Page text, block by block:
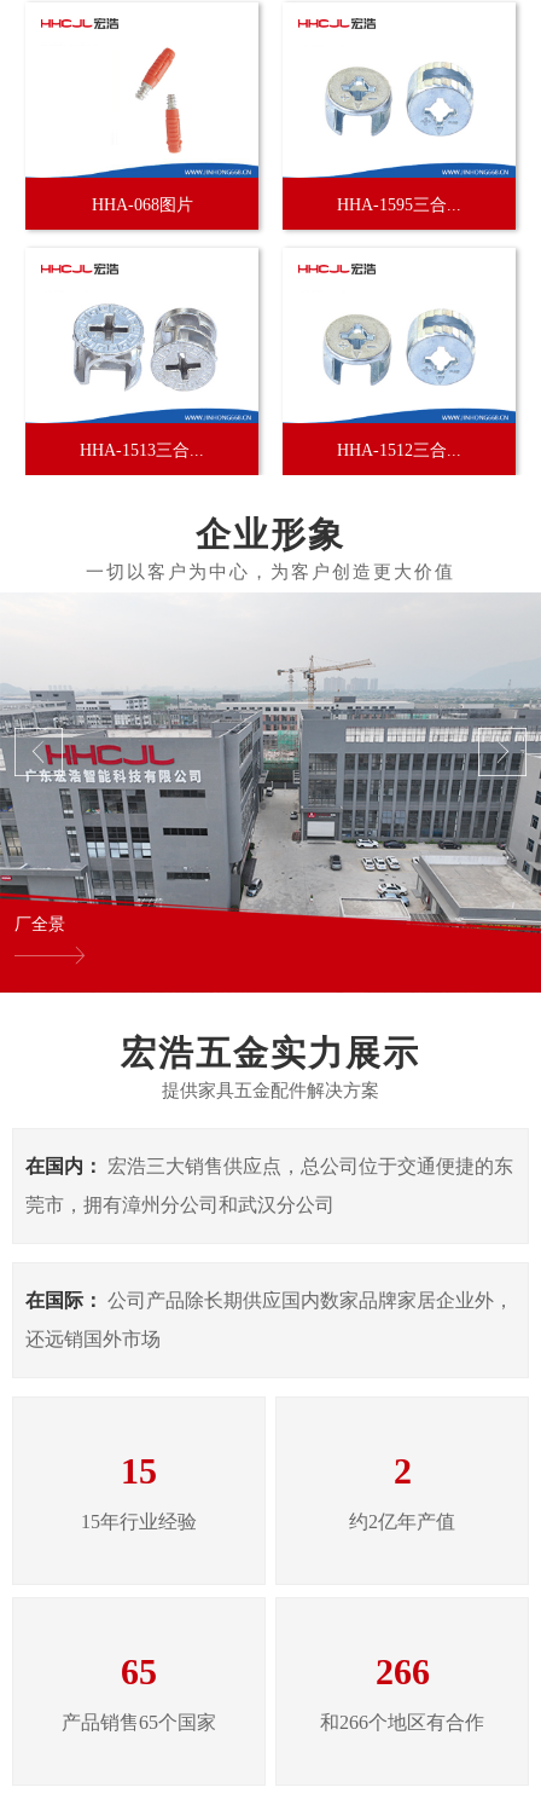
HHA-068图片 HHA-1595三合...
HHA-1513三合... HHA-1512三合...
企业形象
厂全景
宏浩五金实力展示
提供家具五金配件解决方案
在国内：
宏浩三大销售供应点，总公司位于交通便捷的东
莞市，拥有漳州分公司和武汉分公司
在国际： 公司产品除长期供应国内数家品牌家居企业外，
还远销国外市场
15
15年行业经验
2
约2亿年产值
65
产品销售65个国家
266
和266个地区有合作